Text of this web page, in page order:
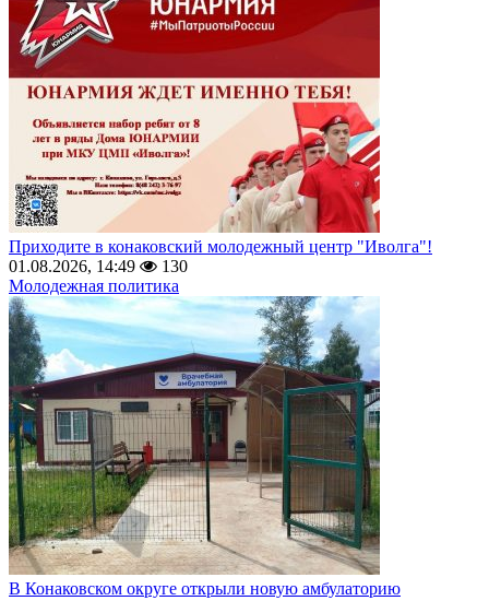
Приходите в конаковский молодежный центр "Иволга"!
01.08.2026, 14:49
130
Молодежная политика
В Конаковском округе открыли новую амбулаторию